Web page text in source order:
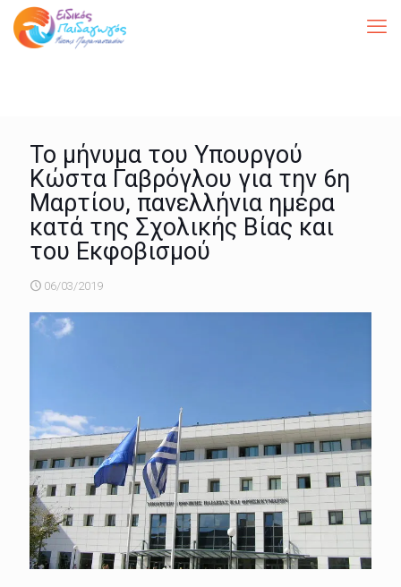
Το μήνυμα του Υπουργού
Κώστα Γαβρόγλου για την 6η
Μαρτίου, πανελλήνια ημέρα
κατά της Σχολικής Βίας και
του Εκφοβισμού
06/03/2019